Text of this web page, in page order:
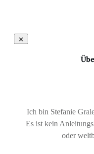
Ich bin Stefanie
Es ist kein
oder